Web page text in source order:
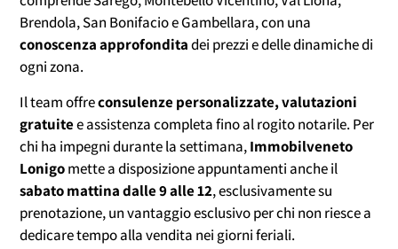
Brendola, San Bonifacio e Gambellara, con una
conoscenza approfonditadei prezzi e delle dinamiche di
ogni zona.
Il team offreconsulenze personalizzate, valutazioni
gratuitee assistenza completa fino al rogito notarile. Per
chi ha impegni durante la settimana,Immobilveneto
Lonigomette a disposizione appuntamenti anche il
sabato mattina dalle 9 alle 12, esclusivamente su
prenotazione, un vantaggio esclusivo per chi non riesce a
dedicare tempo alla vendita nei giorni feriali.